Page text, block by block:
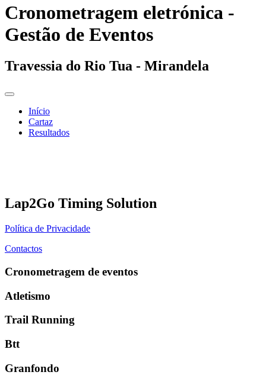
Cronometragem eletrónica -
Gestão de Eventos
Travessia do Rio Tua - Mirandela
Início
Cartaz
Resultados
Lap2Go Timing Solution
Política de Privacidade
Contactos
Cronometragem de eventos
Atletismo
Trail Running
Btt
Granfondo